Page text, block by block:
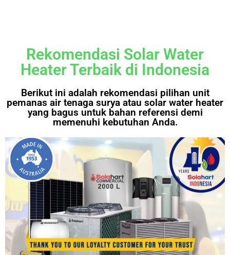
Rekomendasi Solar Water
Heater Terbaik di Indonesia
Berikut ini adalah rekomendasi pilihan unit
pemanas air tenaga surya atau solar water heater
yang bagus untuk bahan referensi demi
memenuhi kebutuhan Anda.